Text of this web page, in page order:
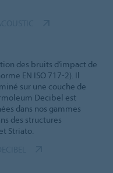
des bruits d’impact de
EN ISO 717-2). Il
sur une couche de
Decibel est
dans nos gammes
des structures
Striato.